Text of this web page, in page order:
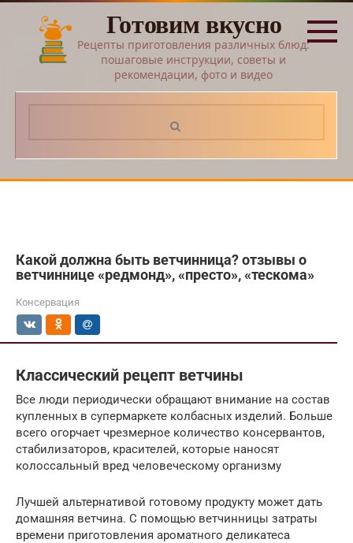
Перейти
контенту
Готовим вкусно
Рецепты приготовления различных блюд:
пошаговые инструкции, советы и
рекомендации, фото и видео
Какой должна быть ветчинница? отзывы о
ветчиннице «редмонд», «престо», «тескома»
Консервация
Классический рецепт ветчины
Все люди периодически обращают внимание на состав
купленных в супермаркете колбасных изделий. Больше
всего огорчает чрезмерное количество консервантов,
стабилизаторов, красителей, которые наносят
колоссальный вред человеческому организму
Лучшей альтернативой готовому продукту может дать
домашняя ветчина. С помощью ветчинницы затраты
времени приготовления ароматного деликатеса